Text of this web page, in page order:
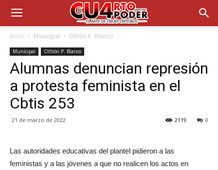
Inicio Municipal Othón P. Blanco
Municipal Othón P. Blanco
Alumnas denuncian represión
a protesta feminista en el
Cbtis 253
21 de marzo de 2022 0
2119
Las autoridades educativas del plantel pidieron a las
feministas y a las jóvenes a que no realicen los actos en